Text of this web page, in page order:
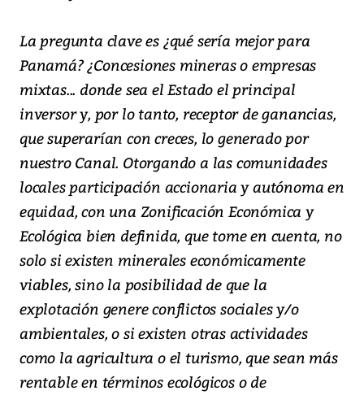
La pregunta clave es ¿qué sería mejor para
Panamá? ¿Concesiones mineras o empresas
mixtas... donde sea el Estado el principal
inversor y, por lo tanto, receptor de ganancias,
que superarían con creces, lo generado por
nuestro Canal. Otorgando a las comunidades
locales participación accionaria y autónoma en
equidad, con una Zonificación Económica y
Ecológica bien definida, que tome en cuenta, no
solo si existen minerales económicamente
viables, sino la posibilidad de que la
explotación genere conflictos sociales y/o
ambientales, o si existen otras actividades
como la agricultura o el turismo, que sean más
rentable en términos ecológicos o de